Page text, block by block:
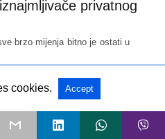
privatnog
brzo mijenja bitno je ostati u
cookies.
Accept